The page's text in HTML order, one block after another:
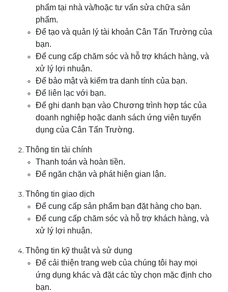
phẩm tại nhà và/hoặc tư vấn sửa chữa sản
phẩm.
Để tạo và quản lý tài khoản Cân Tấn Trường của
bạn.
Để cung cấp chăm sóc và hỗ trợ khách hàng, và
xử lý lợi nhuận.
Để bảo mật và kiểm tra danh tính của bạn.
Để liên lạc với bạn.
Để ghi danh bạn vào Chương trình hợp tác của
doanh nghiệp hoặc danh sách ứng viên tuyển
dụng của Cân Tấn Trường.
Thông tin tài chính
Thanh toán và hoàn tiền.
Để ngăn chặn và phát hiện gian lận.
Thông tin giao dịch
Để cung cấp sản phẩm bạn đặt hàng cho bạn.
Để cung cấp chăm sóc và hỗ trợ khách hàng, và
xử lý lợi nhuận.
Thông tin kỹ thuật và sử dụng
Để cải thiện trang web của chúng tôi hay mọi
ứng dụng khác và đặt các tùy chọn mặc định cho
bạn.